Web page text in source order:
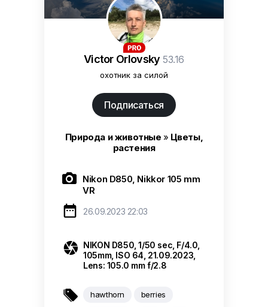
Victor Orlovsky 53.16
охотник за силой
Подписаться
Природа и животные » Цветы,
растения
 Nikon D850, Nikkor 105 mm
VR
 26.09.2023 22:03
 NIKON D850, 1/50 sec, F/4.0,
105mm, ISO 64, 21.09.2023,
Lens: 105.0 mm f/2.8
 hawthorn berries